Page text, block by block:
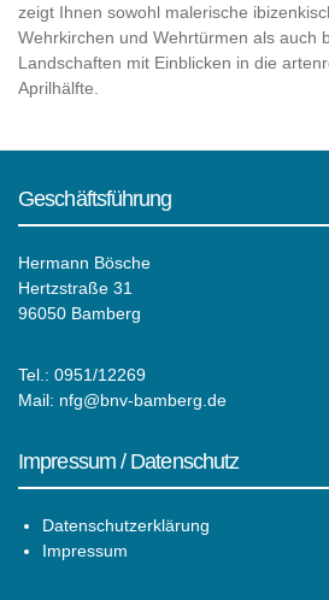
zeigt Ihnen sowohl malerische
Wehrkirchen und Wehrtürmen als auch
Landschaften mit Einblicken in die
Aprilhälfte.
Geschäftsführung
Hermann Bösche
Hertzstraße 31
96050 Bamberg
Tel.: 0951/12269
Mail: nfg@bnv-bamberg.de
Impressum / Datenschutz
Datenschutzerklärung
Impressum